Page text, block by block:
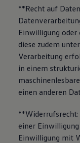
**Recht auf
Einwilligung oder
diese zudem
Verarbeitung
in einem
einen anderen
einer
Einwilligung mit